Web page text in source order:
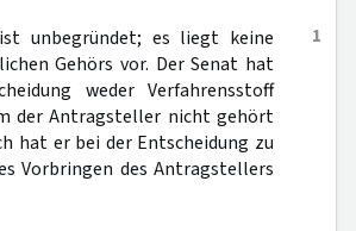
1
unbegründet; es liegt keine
Gehörs vor. Der Senat hat
weder Verfahrensstoff
der Antragsteller nicht gehört
hat er bei der Entscheidung zu
Vorbringen des Antragstellers